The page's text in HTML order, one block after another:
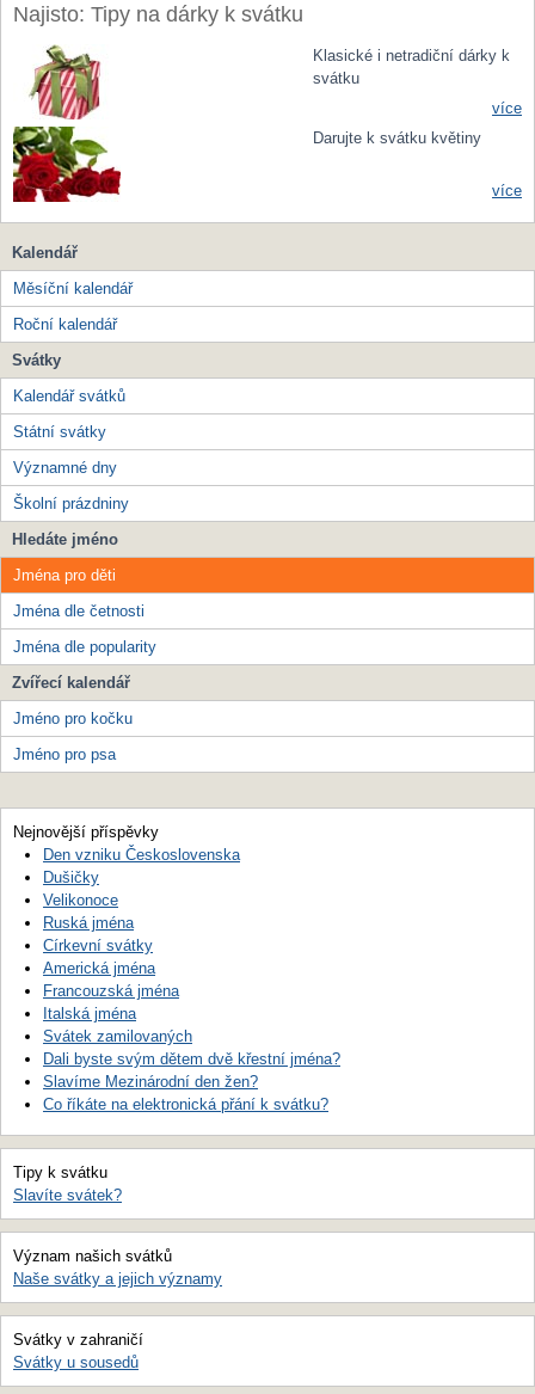
Najisto: Tipy na dárky k svátku
Klasické i netradiční dárky k
svátku
více
Darujte k svátku květiny
více
Kalendář
Měsíční kalendář
Roční kalendář
Svátky
Kalendář svátků
Státní svátky
Významné dny
Školní prázdniny
Hledáte jméno
Jména pro děti
Jména dle četnosti
Jména dle popularity
Zvířecí kalendář
Jméno pro kočku
Jméno pro psa
Nejnovější příspěvky
Den vzniku Československa
Dušičky
Velikonoce
Ruská jména
Církevní svátky
Americká jména
Francouzská jména
Italská jména
Svátek zamilovaných
Dali byste svým dětem dvě křestní jména?
Slavíme Mezinárodní den žen?
Co říkáte na elektronická přání k svátku?
Tipy k svátku
Slavíte svátek?
Význam našich svátků
Naše svátky a jejich významy
Svátky v zahraničí
Svátky u sousedů